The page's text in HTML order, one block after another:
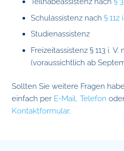
Schulassistenz nach § 112
Studienassistenz
Freizeitassistenz § 113 i. V.
(voraussichtlich ab
Sollten Sie weitere Fragen
einfach per E-Mail, Telefon
Kontaktformular.